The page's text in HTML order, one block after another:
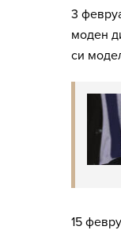
3
моден
си
15